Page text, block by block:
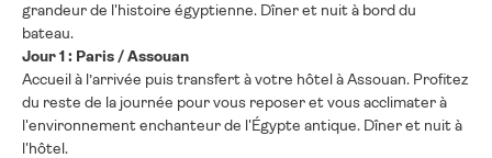
grandeur de l'histoire égyptienne. Dîner et nuit à bord du
bateau.
Jour 1 : Paris / Assouan
Accueil à l’arrivée puis transfert à votre hôtel à Assouan. Profitez
du reste de la journée pour vous reposer et vous acclimater à
l'environnement enchanteur de l'Égypte antique. Dîner et nuit à
l'hôtel.